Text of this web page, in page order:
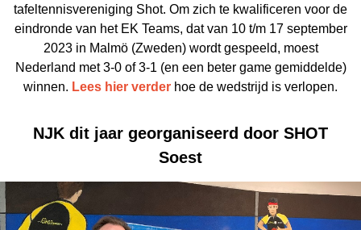
tafeltennisvereniging Shot. Om zich te kwalificeren voor de
eindronde van het EK Teams, dat van 10 t/m 17 september
2023 in Malmö (Zweden) wordt gespeeld, moest
Nederland met 3-0 of 3-1 (en een beter game gemiddelde)
winnen. Lees hier verder hoe de wedstrijd is verlopen.
NJK dit jaar georganiseerd door SHOT
Soest